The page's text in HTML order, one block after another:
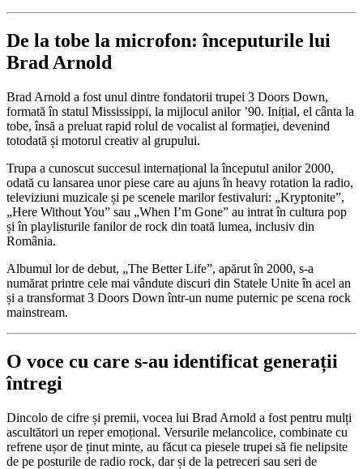
De la tobe la microfon: începuturile lui
Brad Arnold
Brad Arnold a fost unul dintre fondatorii trupei 3 Doors Down,
formată în statul Mississippi, la mijlocul anilor ’90. Inițial, el cânta la
tobe, însă a preluat rapid rolul de vocalist al formației, devenind
totodată și motorul creativ al grupului.
Trupa a cunoscut succesul internațional la începutul anilor 2000,
odată cu lansarea unor piese care au ajuns în heavy rotation la radio,
televiziuni muzicale și pe scenele marilor festivaluri: „Kryptonite”,
„Here Without You” sau „When I’m Gone” au intrat în cultura pop
și în playlisturile fanilor de rock din toată lumea, inclusiv din
România.
Albumul lor de debut, „The Better Life”, apărut în 2000, s-a
numărat printre cele mai vândute discuri din Statele Unite în acel an
și a transformat 3 Doors Down într-un nume puternic pe scena rock
mainstream.
O voce cu care s-au identificat generații
întregi
Dincolo de cifre și premii, vocea lui Brad Arnold a fost pentru mulți
ascultători un reper emoțional. Versurile melancolice, combinate cu
refrene ușor de ținut minte, au făcut ca piesele trupei să fie nelipsite
de pe posturile de radio rock, dar și de la petreceri sau seri de